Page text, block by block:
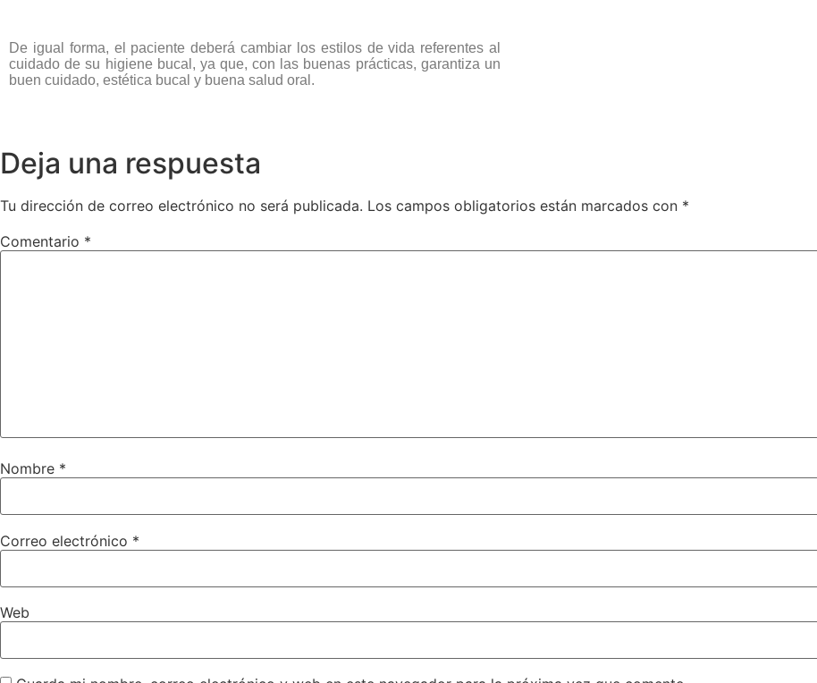
De igual forma, el paciente deberá cambiar los estilos de vida referentes al
cuidado de su higiene bucal, ya que, con las buenas prácticas, garantiza un
buen cuidado, estética bucal y buena salud oral.
Deja una respuesta
Tu dirección de correo electrónico no será publicada. Los campos obligatorios están marcados con *
Comentario *
Nombre *
Correo electrónico *
Web